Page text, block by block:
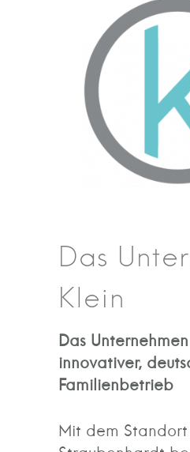
Das
Klein
Das
innovativer,
Familienbetrieb
Mit dem Standort